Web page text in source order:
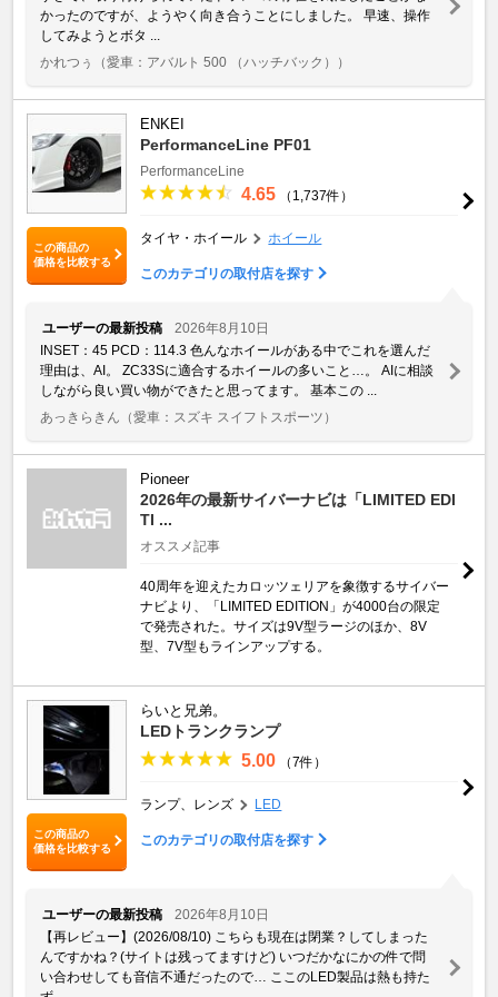
かったのですが、ようやく向き合うことにしました。 早速、操作
してみようとボタ ...
かれつぅ
（愛車：アバルト 500 （ハッチバック））
この商品の
価格を比較する
ENKEI
PerformanceLine PF01
PerformanceLine
4.65 （1,737件）
タイヤ・ホイール ホイール
このカテゴリの取付店を探す
ユーザーの最新投稿
2026年8月10日
INSET：45 PCD：114.3 色んなホイールがある中でこれを選んだ
理由は、AI。 ZC33Sに適合するホイールの多いこと…。 AIに相談
しながら良い買い物ができたと思ってます。 基本この ...
あっきらきん （愛車：スズキ スイフトスポーツ）
Pioneer
2026年の最新サイバーナビは「LIMITED EDI
TI ...
オススメ記事
40周年を迎えたカロッツェリアを象徴するサイバー
ナビより、「LIMITED EDITION」が4000台の限定
で発売された。サイズは9V型ラージのほか、8V
型、7V型もラインアップする。
この商品の
価格を比較する
らいと兄弟。
LEDトランクランプ
5.00 （7件）
ランプ、レンズ LED
このカテゴリの取付店を探す
ユーザーの最新投稿
2026年8月10日
【再レビュー】(2026/08/10) こちらも現在は閉業？してしまった
んですかね？(サイトは残ってますけど) いつだかなにかの件で問
い合わせしても音信不通だったので… ここのLED製品は熱も持た